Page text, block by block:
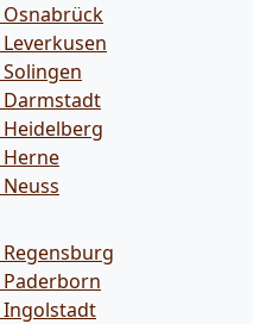
Darmstadt
Ingolstadt